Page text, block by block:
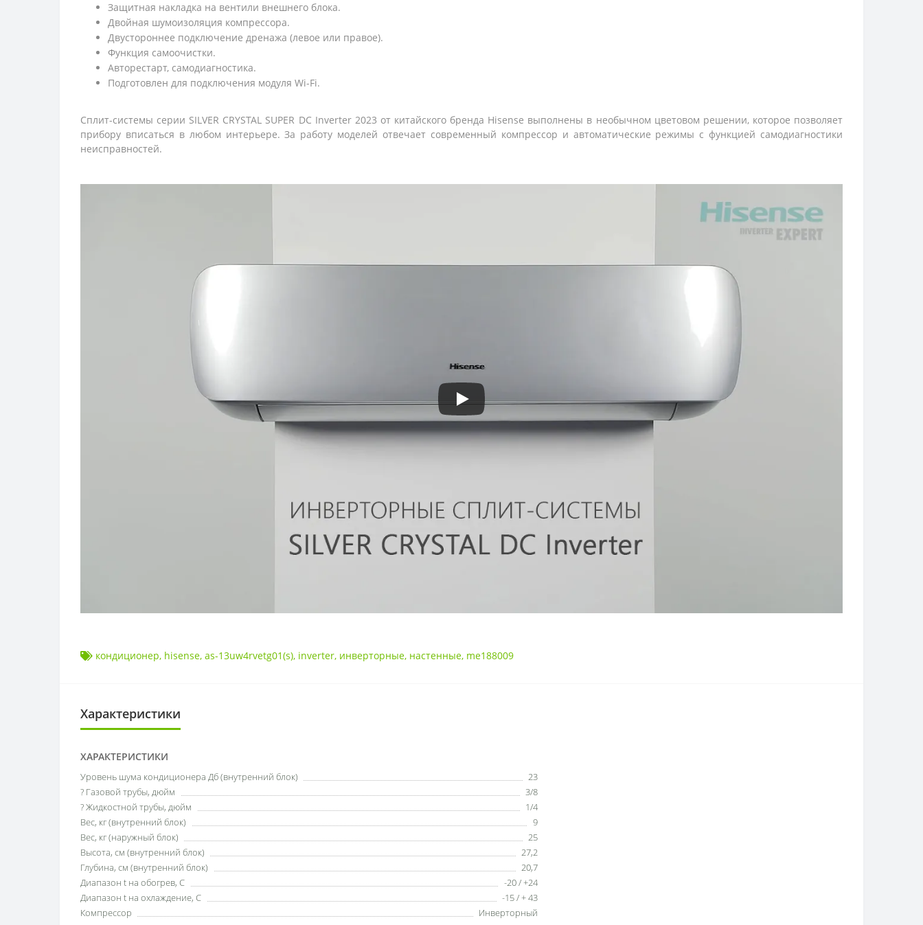
Защитная накладка на вентили внешнего блока.
Двойная шумоизоляция компрессора.
Двустороннее подключение дренажа (левое или правое).
Функция самоочистки.
Авторестарт, самодиагностика.
Подготовлен для подключения модуля Wi-Fi.
Сплит-системы серии SILVER CRYSTAL SUPER DC Inverter 2023 от китайского бренда Hisense выполнены в необычном цветовом решении, которое позволяет
прибору вписаться в любом интерьере. За работу моделей отвечает современный компрессор и автоматические режимы с функцией самодиагностики
неисправностей.
кондиционер, hisense, as-13uw4rvetg01(s), inverter, инверторные, настенные, me188009
Характеристики
ХАРАКТЕРИСТИКИ
Уровень шума кондиционера Дб (внутренний блок)
23
? Газовой трубы, дюйм
3/8
? Жидкостной трубы, дюйм
1/4
Вес, кг (внутренний блок)
9
Вес, кг (наружный блок)
25
Высота, см (внутренний блок)
27,2
Глубина, см (внутренний блок)
20,7
Диапазон t на обогрев, С
-20 / +24
Диапазон t на охлаждение, С
-15 / + 43
Компрессор
Инверторный